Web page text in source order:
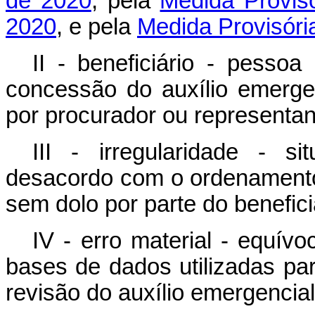
2020, e pela Medida
II - beneficiário -
concessão do auxílio
por procurador ou
III - irregularidade -
desacordo com o
sem dolo por parte do
IV - erro material -
bases de dados utilizadas
revisão do auxílio